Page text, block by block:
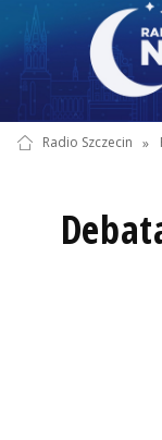
Radio Szczecin »